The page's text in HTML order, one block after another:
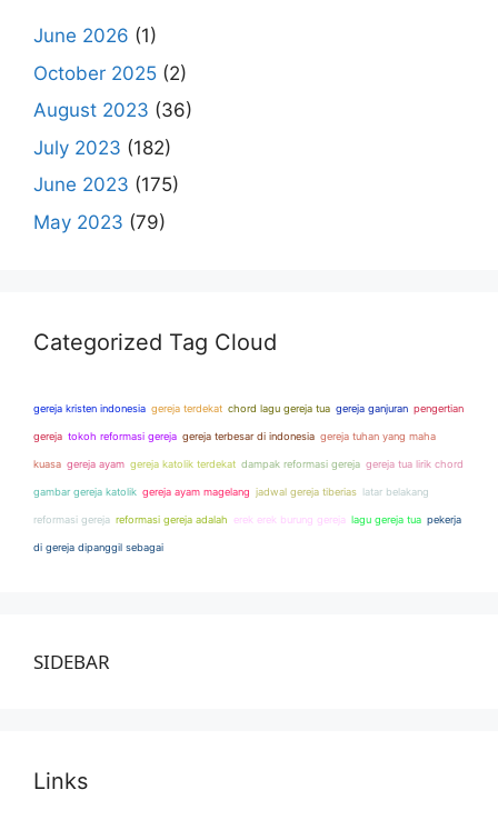
June 2026 (1)
October 2025 (2)
August 2023 (36)
July 2023 (182)
June 2023 (175)
May 2023 (79)
Categorized Tag Cloud
gereja kristen indonesia gereja terdekat chord lagu gereja tua gereja ganjuran pengertian
gereja tokoh reformasi gereja gereja terbesar di indonesia gereja tuhan yang maha
kuasa gereja ayam gereja katolik terdekat dampak reformasi gereja gereja tua lirik chord
gambar gereja katolik gereja ayam magelang jadwal gereja tiberias latar belakang
reformasi gereja reformasi gereja adalah erek erek burung gereja lagu gereja tua pekerja
di gereja dipanggil sebagai
SIDEBAR
Links